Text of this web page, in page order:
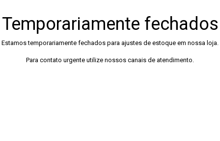
Temporariamente fechados
Estamos temporariamente fechados para ajustes de estoque em nossa loja.
Para contato urgente utilize nossos canais de atendimento.